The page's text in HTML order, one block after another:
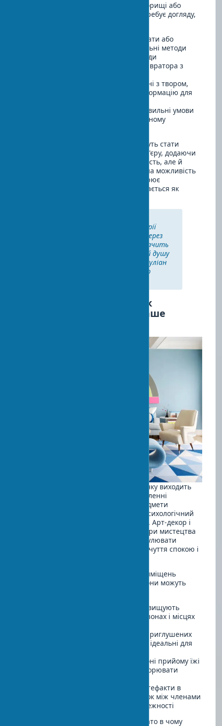
Якщо ви виявили стару картину на горищі або
отримали у спадок колекцію, яка потребує догляду,
Не намагайтеся самостійно очищати або
лагодити цінні твори — неправильні методи
можуть завдати непоправної шкоди
Зверніться до професійного реставратора з
Зберігайте всі документи, пов'язані з твором,
вони можуть містити важливу інформацію для
Після реставрації забезпечте правильні умови
зберігання, щоб запобігти повторному
Відновлені предмети мистецтва можуть стати
справжньою перлиною вашого інтер'єру, додаючи
йому не тільки естетичну привабливість, але й
глибину, історичну цінність. Унікальна можливість
зберегти сімейну спадщину перетворює
реставрацію на інвестицію, яка окупається як
ремонт, це відродження історії
твору, діалог з художником через
час. Хороший реставратор бачить
не тільки пошкодження, але й душу
предмета мистецтва." — Джуліан
Барроу, відомий реставратор
Арт-декор і психологія: як
мистецтво впливає на наше
Вплив мистецтва на атмосферу будинку виходить
далеко за межі простої естетики. Численні
дослідження підтверджують, що предмети
мистецтва здатні впливати на наш психологічний
стан, настрій і навіть продуктивність. Арт-декор і
психологія тісно взаємопов'язані: твори мистецтва
можуть викликати певні емоції, стимулювати
творче мислення або створювати відчуття спокою і
При виборі мистецтва для різних приміщень
враховуйте емоційний ефект, який вони можуть
Яскраві, динамічні композиції підвищують
енергію, тому доречні в робочих зонах і місцях
Спокійні пейзажі та абстракції в приглушених
тонах сприяють розслабленню — ідеальні для
Твори з позитивним сюжетом у зоні прийому їжі
можуть покращувати апетит і створювати
Сімейні фотографії та особисті артефакти в
загальних зонах зміцнюють зв'язок між членами
сім'ї і створюють почуття приналежності
Цікаво, що емоційність простору багато в чому